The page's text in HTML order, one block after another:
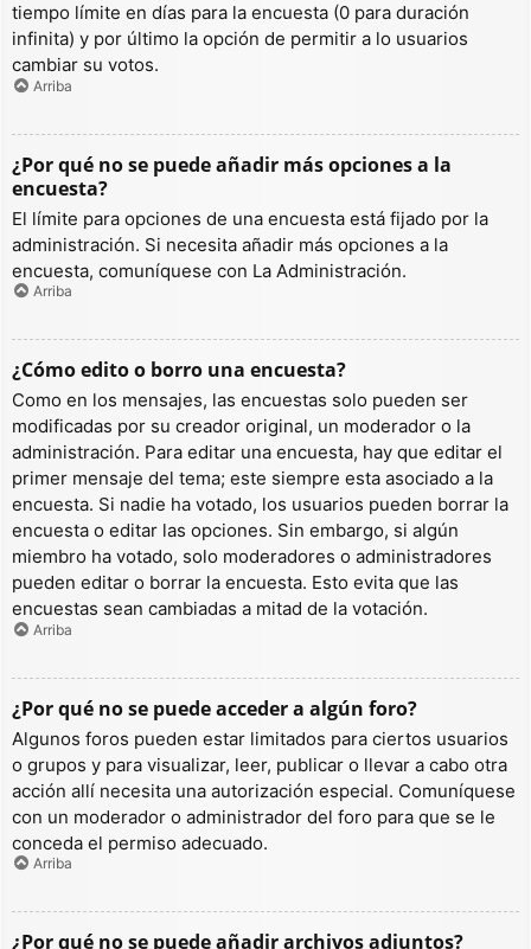
tiempo límite en días para la encuesta (0 para duración
infinita) y por último la opción de permitir a lo usuarios
cambiar su votos.
Arriba
¿Por qué no se puede añadir más opciones a la
encuesta?
El límite para opciones de una encuesta está fijado por la
administración. Si necesita añadir más opciones a la
encuesta, comuníquese con La Administración.
Arriba
¿Cómo edito o borro una encuesta?
Como en los mensajes, las encuestas solo pueden ser
modificadas por su creador original, un moderador o la
administración. Para editar una encuesta, hay que editar el
primer mensaje del tema; este siempre esta asociado a la
encuesta. Si nadie ha votado, los usuarios pueden borrar la
encuesta o editar las opciones. Sin embargo, si algún
miembro ha votado, solo moderadores o administradores
pueden editar o borrar la encuesta. Esto evita que las
encuestas sean cambiadas a mitad de la votación.
Arriba
¿Por qué no se puede acceder a algún foro?
Algunos foros pueden estar limitados para ciertos usuarios
o grupos y para visualizar, leer, publicar o llevar a cabo otra
acción allí necesita una autorización especial. Comuníquese
con un moderador o administrador del foro para que se le
conceda el permiso adecuado.
Arriba
¿Por qué no se puede añadir archivos adjuntos?